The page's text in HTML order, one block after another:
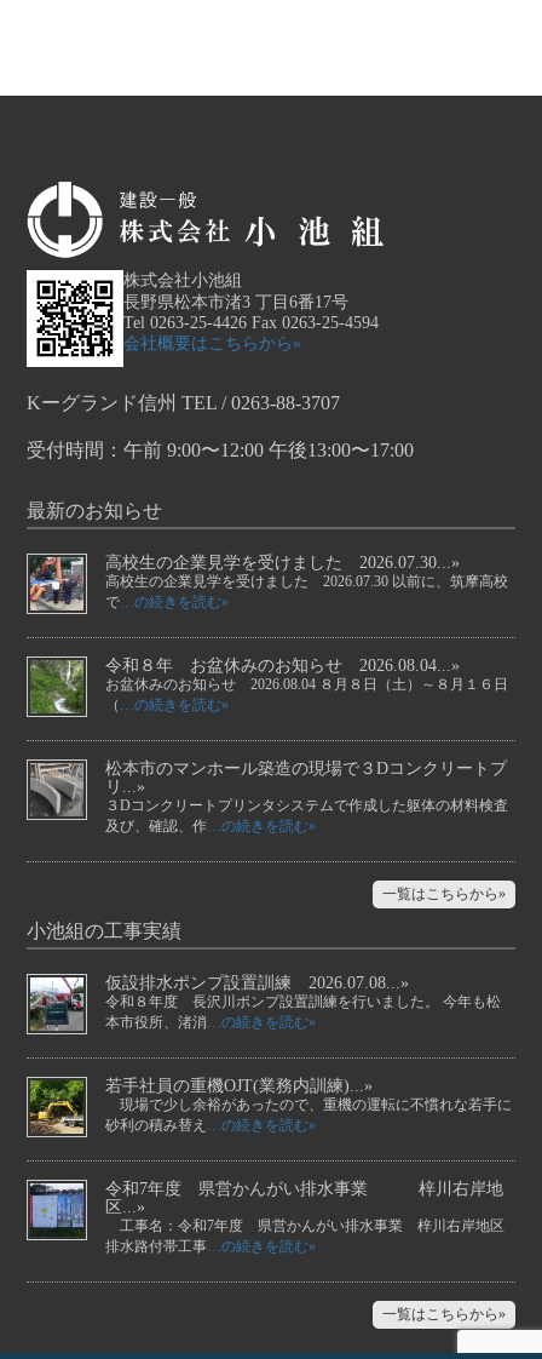
株式会社小池組
長野県松本市渚3 丁目6番17号
Tel 0263-25-4426 Fax 0263-25-4594
会社概要はこちらから»
Kーグランド信州 TEL / 0263-88-3707
受付時間：午前 9:00〜12:00 午後13:00〜17:00
最新のお知らせ
高校生の企業見学を受けました 2026.07.30...»
高校生の企業見学を受けました 2026.07.30 以前に、筑摩高校
で…の続きを読む»
令和８年 お盆休みのお知らせ 2026.08.04...»
お盆休みのお知らせ 2026.08.04 ８月８日（土）～８月１６日
（ …の続きを読む»
松本市のマンホール築造の現場で３Dコンクリートプ
リ...»
３Dコンクリートプリンタシステムで作成した躯体の材料検査
及び、確認、作…の続きを読む»
一覧はこちらから»
小池組の工事実績
仮設排水ポンプ設置訓練 2026.07.08...»
令和８年度 長沢川ポンプ設置訓練を行いました。 今年も松
本市役所、渚消…の続きを読む»
若手社員の重機OJT(業務内訓練)...»
現場で少し余裕があったので、重機の運転に不慣れな若手に
砂利の積み替え …の続きを読む»
令和7年度 県営かんがい排水事業 梓川右岸地
区...»
工事名：令和7年度 県営かんがい排水事業 梓川右岸地区
排水路付帯工事…の続きを読む»
一覧はこちらから»